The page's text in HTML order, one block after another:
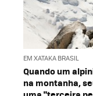
EM XATAKA BRASIL
Quando um
na montanha,